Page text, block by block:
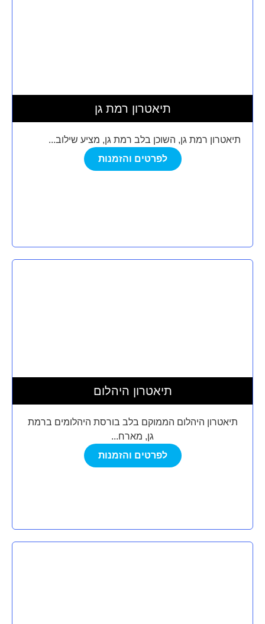
תיאטרון רמת גן
תיאטרון רמת גן, השוכן בלב רמת גן, מציע שילוב...
לפרטים והזמנות
תיאטרון היהלום
תיאטרון היהלום הממוקם בלב בורסת היהלומים ברמת
גן, מארח...
לפרטים והזמנות